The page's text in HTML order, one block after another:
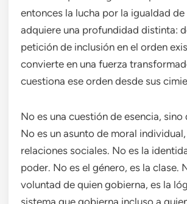
entonces la lucha por la igualdad de
adquiere una profundidad distinta:
petición de inclusión en el orden
convierte en una fuerza
cuestiona ese orden desde sus
No es una cuestión de esencia, sino
No es un asunto de moral
relaciones sociales. No es la
poder. No es el género, es la clase.
voluntad de quien gobierna, es la
sistema que gobierna incluso a